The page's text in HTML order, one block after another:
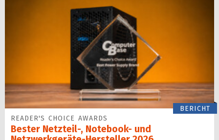
BERICHT
READER'S CHOICE AWARDS
Bester Netzteil-, Notebook- und